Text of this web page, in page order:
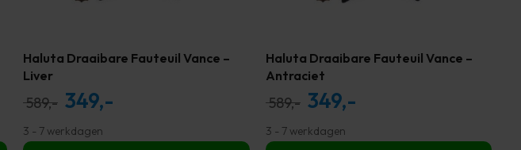
Haluta Draaibare Fauteuil Vance –
Liver
589,- Oorspronkelijke
was:
349,-
is:
3 - 7 werkdagen
Haluta Draaibare Fauteuil Vance –
Antraciet
589,- Oorspronkelijke
was:
349,-
is:
3 - 7 werkdagen